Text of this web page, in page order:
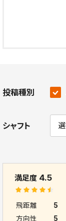
投稿種別
シャフト
満足度 4.5
飛距離
5
方向性
5